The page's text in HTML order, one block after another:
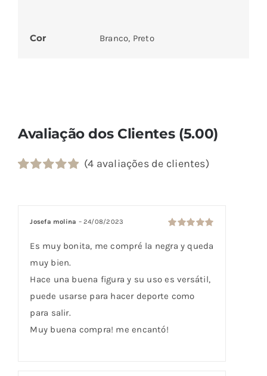
Cor Branco, Preto
Avaliação dos Clientes (5.00)
em
de clientes
(4 avaliações de clientes)
de 5
Josefa molina – 24/08/2023
Es muy bonita, me compré la negra y queda
muy bien.
Hace una buena figura y su uso es versátil,
puede usarse para hacer deporte como
para salir.
Muy buena compra! me encantó!